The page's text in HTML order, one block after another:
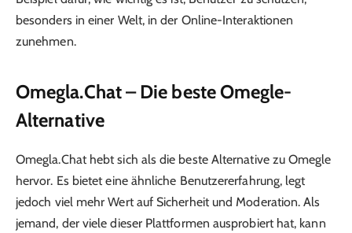
besonders in einer Welt, in der Online-Interaktionen
zunehmen.
Omegla.Chat – Die beste Omegle-
Alternative
Omegla.Chat hebt sich als die beste Alternative zu Omegle
hervor. Es bietet eine ähnliche Benutzererfahrung, legt
jedoch viel mehr Wert auf Sicherheit und Moderation. Als
jemand, der viele dieser Plattformen ausprobiert hat, kann